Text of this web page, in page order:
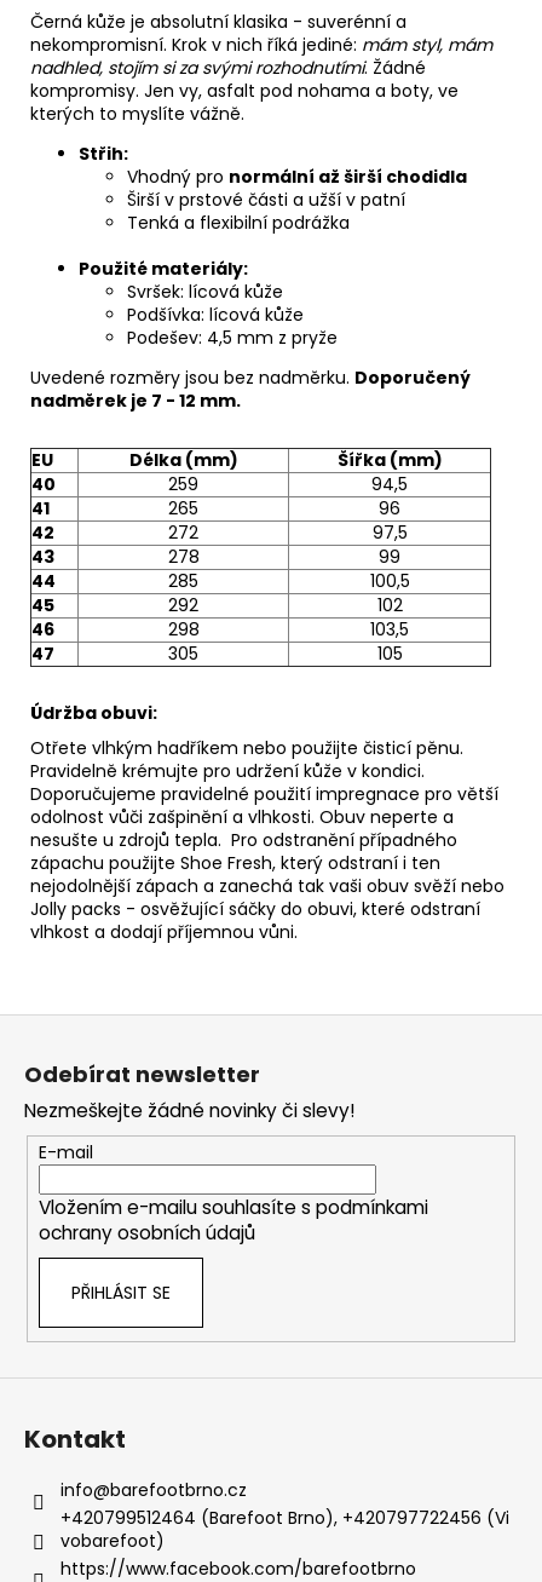
Černá kůže je absolutní klasika - suverénní a
nekompromisní. Krok v nich říká jediné: mám styl, mám
nadhled, stojím si za svými rozhodnutími. Žádné
kompromisy. Jen vy, asfalt pod nohama a boty, ve
kterých to myslíte vážně.
Střih:
Vhodný pro normální až širší chodidla
Širší v prstové části a užší v patní
Tenká a flexibilní podrážka
Použité materiály:
Svršek: lícová kůže
Podšívka: lícová kůže
Podešev: 4,5 mm z pryže
Uvedené rozměry jsou bez nadměrku. Doporučený
nadměrek je 7 - 12 mm.
EU Délka (mm)
Šířka (mm)
40
259
94,5
41
265
96
42
272
97,5
43
278
99
44
285
100,5
45
292
102
46
298
103,5
47
305 105
Údržba obuvi:
Otřete vlhkým hadříkem nebo použijte čisticí pěnu.
Pravidelně krémujte pro udržení kůže v kondici.
Doporučujeme pravidelné použití impregnace pro větší
odolnost vůči zašpinění a vlhkosti. Obuv neperte a
nesušte u zdrojů tepla. Pro odstranění případného
zápachu použijte Shoe Fresh, který odstraní i ten
nejodolnější zápach a zanechá tak vaši obuv svěží nebo
Jolly packs - osvěžující sáčky do obuvi, které odstraní
vlhkost a dodají příjemnou vůni.
Z
Odebírat newsletter
Nezmeškejte žádné novinky či slevy!
E-mail
Vložením e-mailu souhlasíte s podmínkami
ochrany osobních údajů
PŘIHLÁSIT SE
Kontakt
info@barefootbrno.cz
+420799512464 (Barefoot Brno), +420797722456 (Vi
vobarefoot)
https://www.facebook.com/barefootbrno